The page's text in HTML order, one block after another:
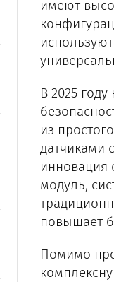
имеют
В 2025
из
датчиками
инновация
модуль,
повышает
Помимо